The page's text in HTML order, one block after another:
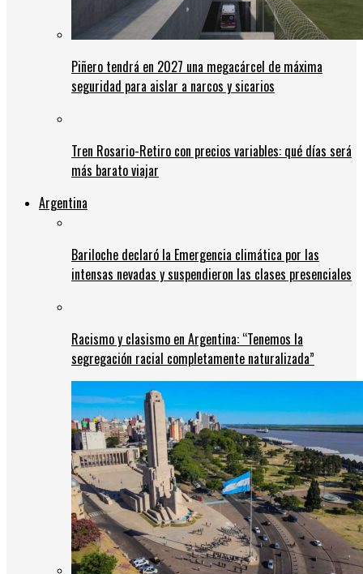
Piñero tendrá en 2027 una megacárcel de máxima
seguridad para aislar a narcos y sicarios
Tren Rosario-Retiro con precios variables: qué días será
más barato viajar
Argentina
Bariloche declaró la Emergencia climática por las
intensas nevadas y suspendieron las clases presenciales
Racismo y clasismo en Argentina: “Tenemos la
segregación racial completamente naturalizada”